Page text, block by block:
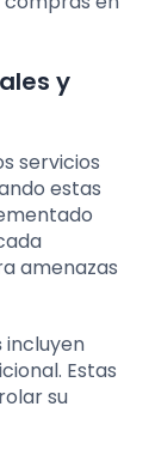
y
servicios
estas
amenazas
incluyen
Estas
su